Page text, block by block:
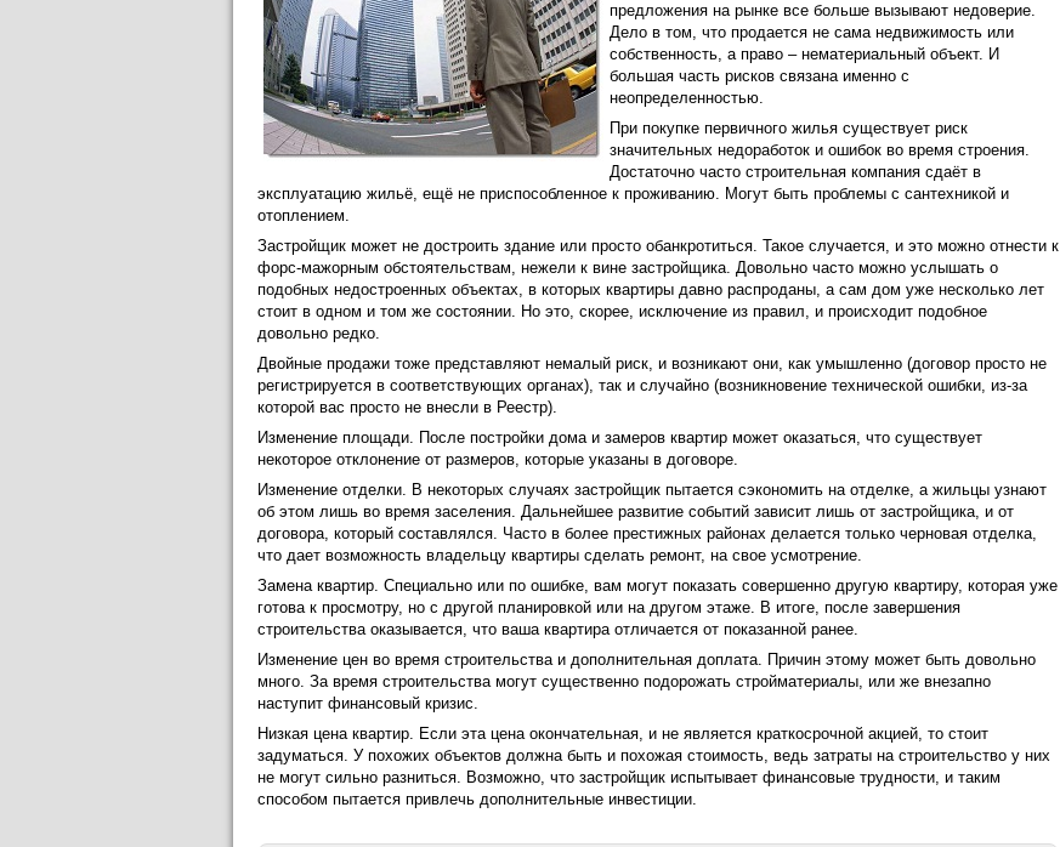
предложения на рынке все больше вызывают недоверие.
Дело в том, что продается не сама недвижимость или
собственность, а право – нематериальный объект. И
большая часть рисков связана именно с
неопределенностью.
При покупке первичного жилья существует риск
значительных недоработок и ошибок во время строения.
Достаточно часто строительная компания сдаёт в
эксплуатацию жильё, ещё не приспособленное к проживанию. Могут быть проблемы с сантехникой и
отоплением.
Застройщик может не достроить здание или просто обанкротиться. Такое случается, и это можно отнести к
форс-мажорным обстоятельствам, нежели к вине застройщика. Довольно часто можно услышать о
подобных недостроенных объектах, в которых квартиры давно распроданы, а сам дом уже несколько лет
стоит в одном и том же состоянии. Но это, скорее, исключение из правил, и происходит подобное
довольно редко.
Двойные продажи тоже представляют немалый риск, и возникают они, как умышленно (договор просто не
регистрируется в соответствующих органах), так и случайно (возникновение технической ошибки, из-за
которой вас просто не внесли в Реестр).
Изменение площади. После постройки дома и замеров квартир может оказаться, что существует
некоторое отклонение от размеров, которые указаны в договоре.
Изменение отделки. В некоторых случаях застройщик пытается сэкономить на отделке, а жильцы узнают
об этом лишь во время заселения. Дальнейшее развитие событий зависит лишь от застройщика, и от
договора, который составлялся. Часто в более престижных районах делается только черновая отделка,
что дает возможность владельцу квартиры сделать ремонт, на свое усмотрение.
Замена квартир. Специально или по ошибке, вам могут показать совершенно другую квартиру, которая уже
готова к просмотру, но с другой планировкой или на другом этаже. В итоге, после завершения
строительства оказывается, что ваша квартира отличается от показанной ранее.
Изменение цен во время строительства и дополнительная доплата. Причин этому может быть довольно
много. За время строительства могут существенно подорожать стройматериалы, или же внезапно
наступит финансовый кризис.
Низкая цена квартир. Если эта цена окончательная, и не является краткосрочной акцией, то стоит
задуматься. У похожих объектов должна быть и похожая стоимость, ведь затраты на строительство у них
не могут сильно разниться. Возможно, что застройщик испытывает финансовые трудности, и таким
способом пытается привлечь дополнительные инвестиции.